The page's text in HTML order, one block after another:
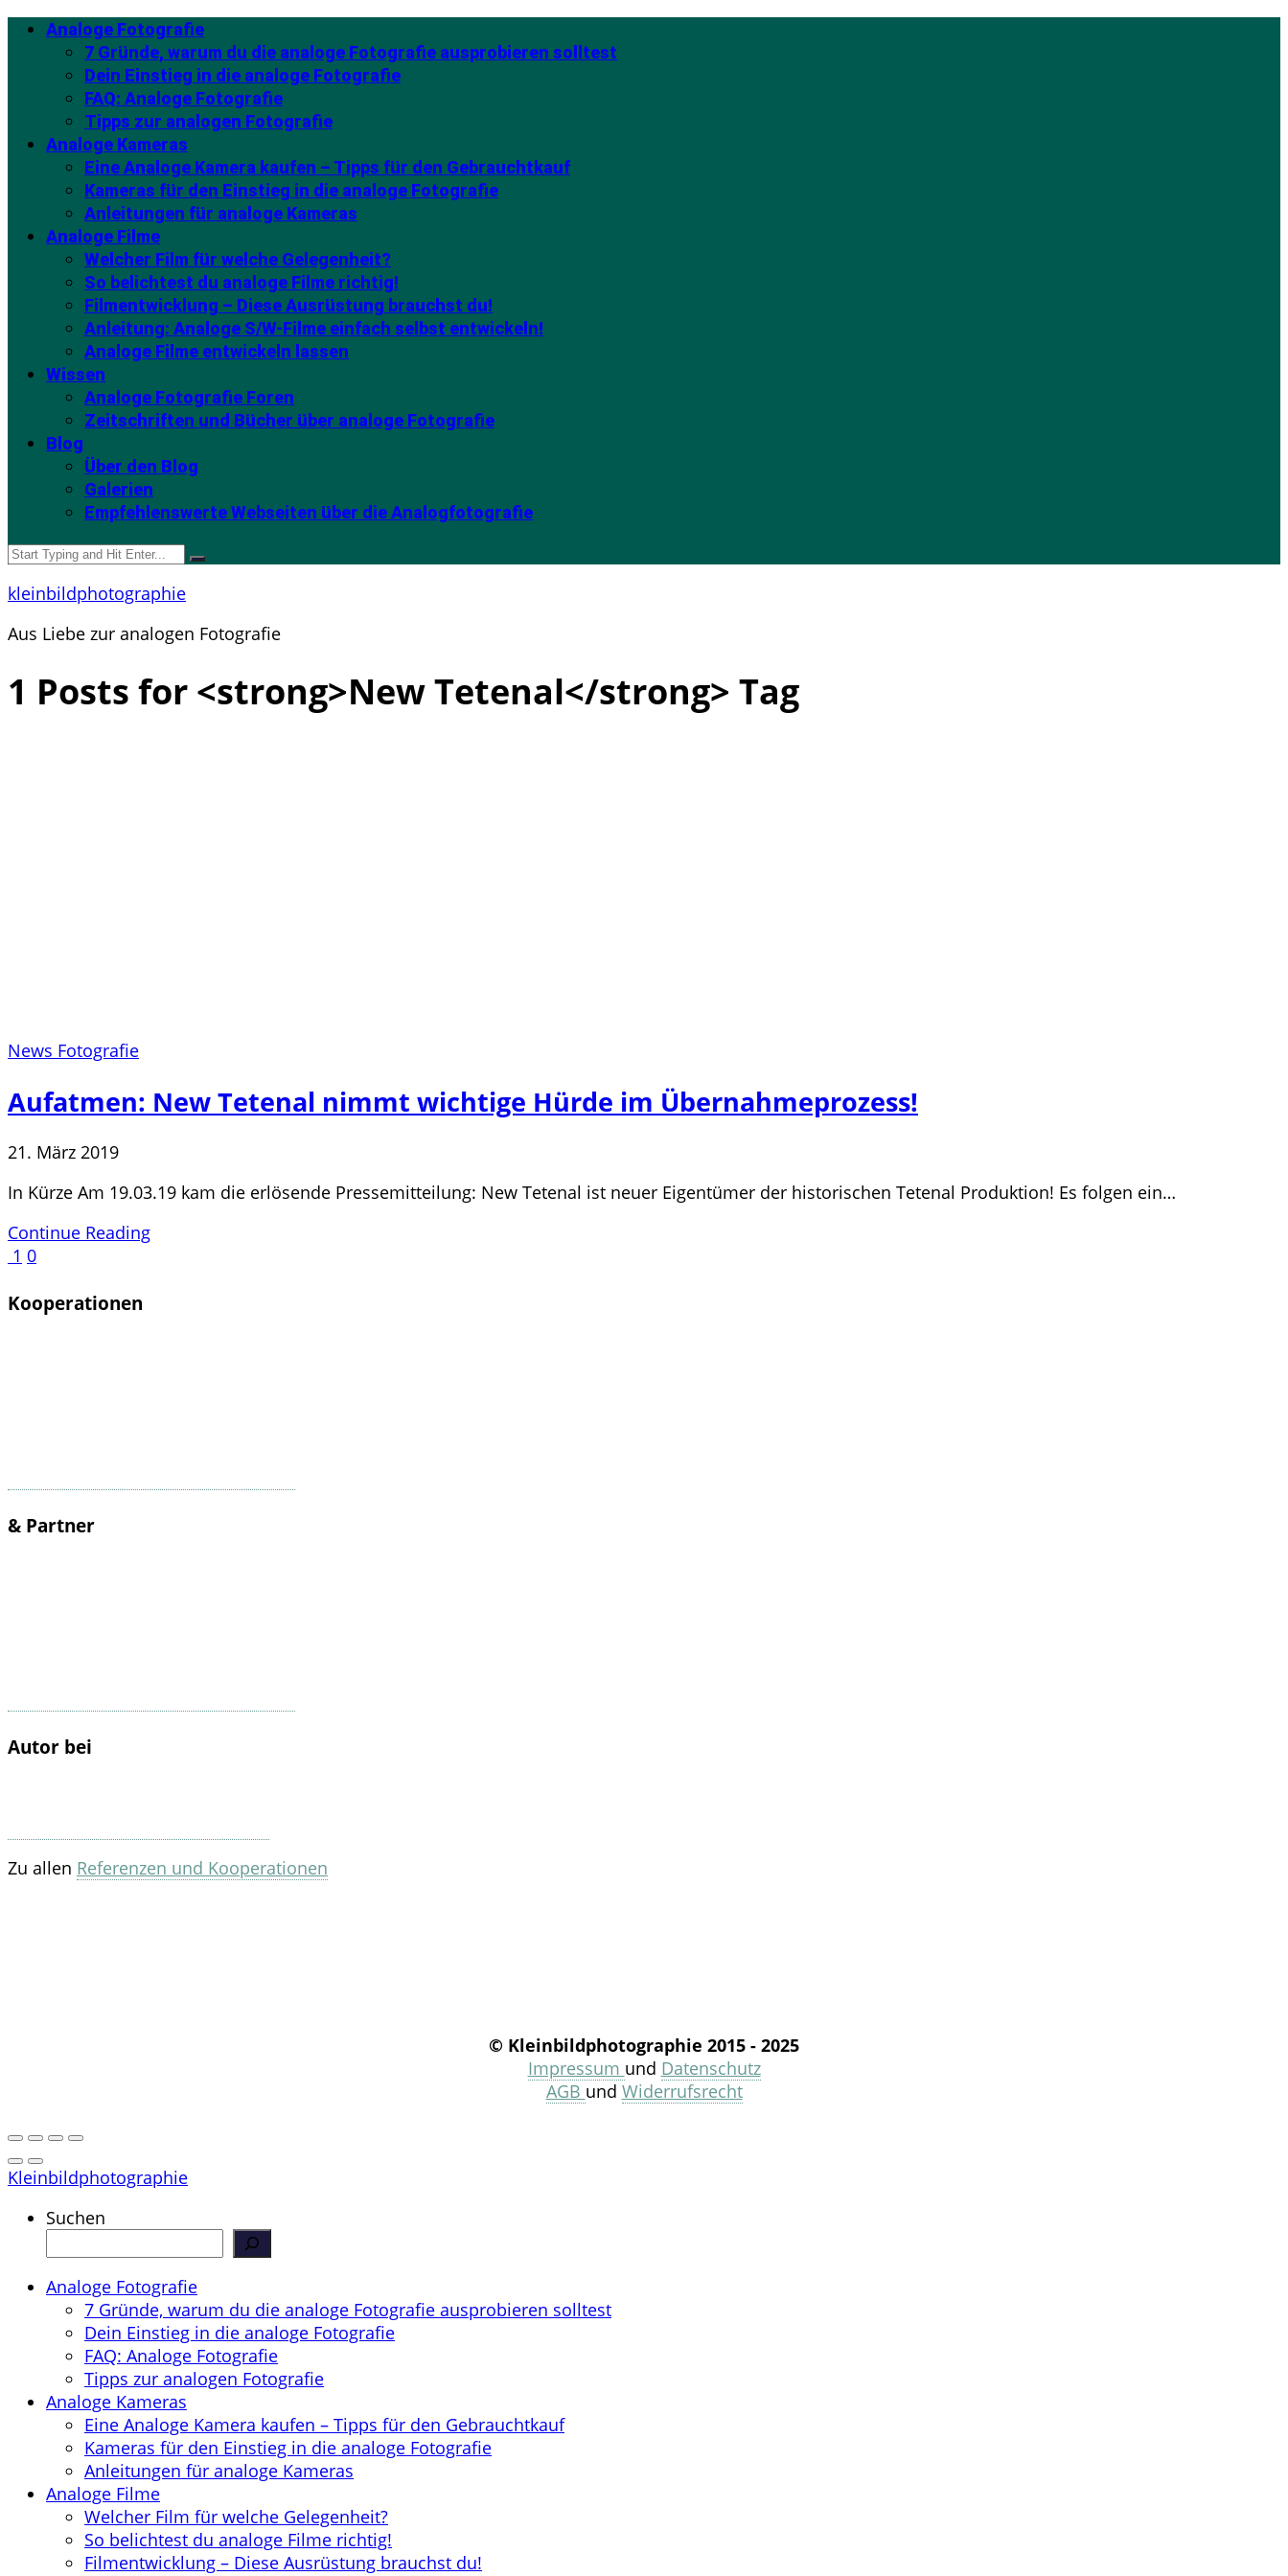
Analoge Fotografie
7 Gründe, warum du die analoge Fotografie ausprobieren solltest
Dein Einstieg in die analoge Fotografie
FAQ: Analoge Fotografie
Tipps zur analogen Fotografie
Analoge Kameras
Eine Analoge Kamera kaufen – Tipps für den Gebrauchtkauf
Kameras für den Einstieg in die analoge Fotografie
Anleitungen für analoge Kameras
Analoge Filme
Welcher Film für welche Gelegenheit?
So belichtest du analoge Filme richtig!
Filmentwicklung – Diese Ausrüstung brauchst du!
Anleitung: Analoge S/W-Filme einfach selbst entwickeln!
Analoge Filme entwickeln lassen
Wissen
Analoge Fotografie Foren
Zeitschriften und Bücher über analoge Fotografie
Blog
Über den Blog
Galerien
Empfehlenswerte Webseiten über die Analogfotografie
kleinbildphotographie
Aus Liebe zur analogen Fotografie
1 Posts for <strong>New Tetenal</strong> Tag
News Fotografie
Aufatmen: New Tetenal nimmt wichtige Hürde im Übernahmeprozess!
21. März 2019
In Kürze Am 19.03.19 kam die erlösende Pressemitteilung: New Tetenal ist neuer Eigentümer der historischen Tetenal Produktion! Es folgen ein…
Continue Reading
1 0
Kooperationen
& Partner
Autor bei
Zu allen Referenzen und Kooperationen
© Kleinbildphotographie 2015 - 2025
Impressum und Datenschutz
AGB und Widerrufsrecht
Kleinbildphotographie
Suchen
Analoge Fotografie
7 Gründe, warum du die analoge Fotografie ausprobieren solltest
Dein Einstieg in die analoge Fotografie
FAQ: Analoge Fotografie
Tipps zur analogen Fotografie
Analoge Kameras
Eine Analoge Kamera kaufen – Tipps für den Gebrauchtkauf
Kameras für den Einstieg in die analoge Fotografie
Anleitungen für analoge Kameras
Analoge Filme
Welcher Film für welche Gelegenheit?
So belichtest du analoge Filme richtig!
Filmentwicklung – Diese Ausrüstung brauchst du!